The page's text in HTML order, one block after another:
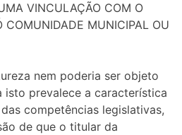
VINCULAÇÃO COM O
COMUNIDADE MUNICIPAL OU
nem poderia ser objeto
isto prevalece a característica
das competências legislativas,
de que o titular da